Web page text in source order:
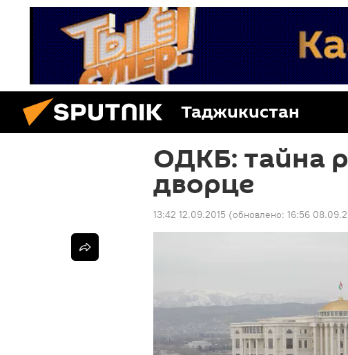
Таджикистан
ОДКБ: тайна
дворце
13:42 12.09.2015 (обновлено: 16:56